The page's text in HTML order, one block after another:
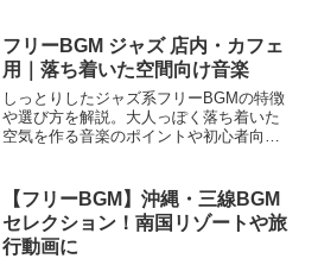
フリーBGM ジャズ 店内・カフェ
用｜落ち着いた空間向け音楽
しっとりしたジャズ系フリーBGMの特徴
や選び方を解説。大人っぽく落ち着いた
空気を作る音楽のポイントや初心者向け
【フリーBGM】沖縄・三線BGM
セレクション！南国リゾートや旅
行動画に